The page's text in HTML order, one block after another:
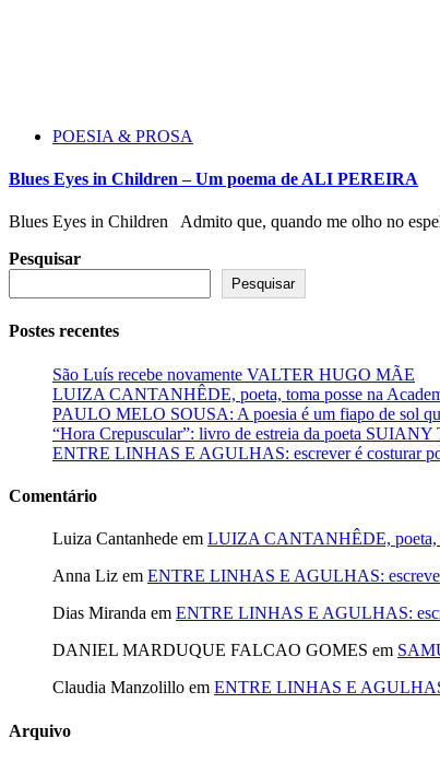
POESIA & PROSA
Blues Eyes in Children – Um poema de ALI PEREIRA
Blues Eyes in Children Admito que, quando me olho no
Pesquisar
Pesquisar
Postes recentes
São Luís recebe novamente VALTER HUGO MÃE
LUIZA CANTANHÊDE, poeta, toma posse na
PAULO MELO SOUSA: A poesia é um fiapo de sol
“Hora Crepuscular”: livro de estreia da poeta SUIANY
ENTRE LINHAS E AGULHAS: escrever é costurar
Comentário
Luiza Cantanhede em LUIZA CANTANHÊDE, poeta,
Anna Liz em ENTRE LINHAS E AGULHAS:
Dias Miranda em ENTRE LINHAS E AGULHAS:
DANIEL MARDUQUE FALCAO GOMES em
Claudia Manzolillo em ENTRE LINHAS E
Arquivo